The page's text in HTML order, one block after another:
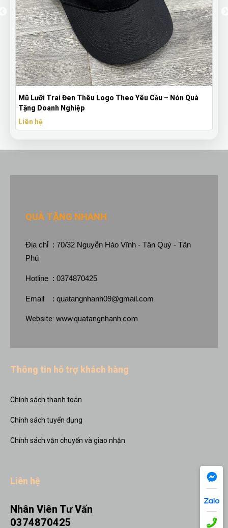
Theo Yêu Cầu – Nón Quà
Bút Bi Mực Gel Thiên Long Có
QUÀ TẶNG NHANH
Địa chỉ : 70/32 Nguyễn Háo Vĩnh - Tân Quý - Tân
Phú
Hotline : 0374870425
Email : quatangnhanh09@gmail.com
Website: www.quatangnhanh.com
Thông tin hỗ trợ khách hàng
Chính sách thanh toán
Chính sách tuyển dụng
Chính sách vận chuyển và giao nhận
Liên hệ
Nhân Viên Tư Vấn
0374870425